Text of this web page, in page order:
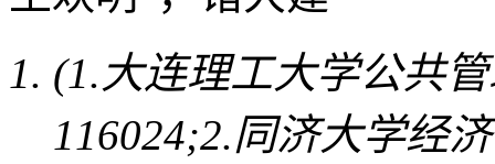
(1.大连理工大学公共
116024;2.同济大学经